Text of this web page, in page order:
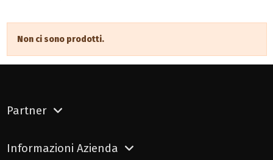
Non ci sono prodotti.
Partner
Informazioni Azienda